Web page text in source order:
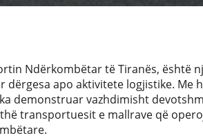
Ndërkombëtar të Tiranës, është
dërgesa apo aktivitete logjistike. Me
demonstruar vazhdimisht
transportuesit e mallrave që